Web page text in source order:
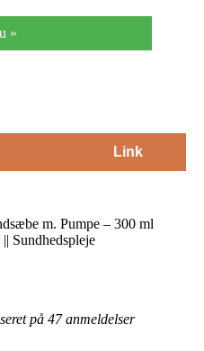
»
Link
m. Pumpe – 300 ml
Sundhedspleje
på 47anmeldelser